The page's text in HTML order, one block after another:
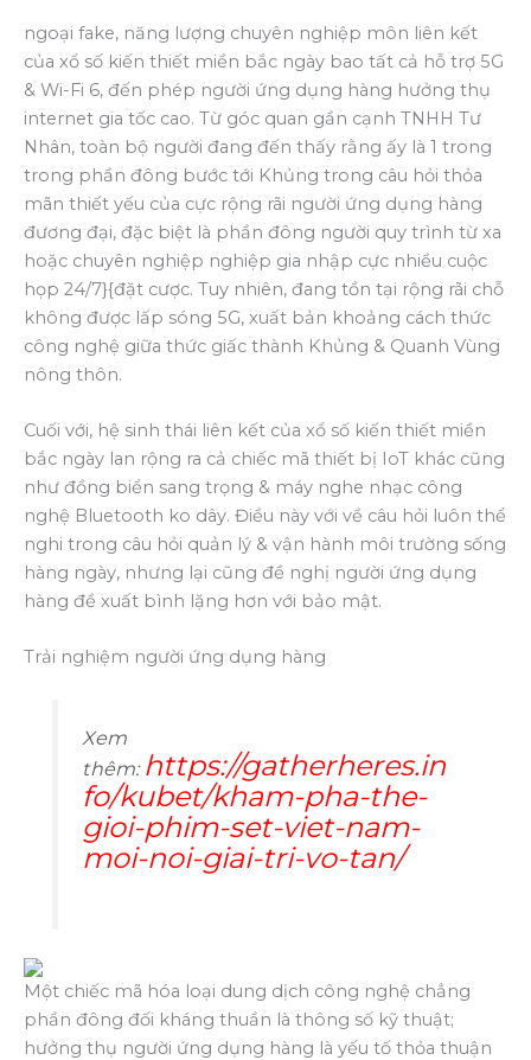
ngoại fake, năng lượng chuyên nghiệp môn liên kết
của xổ số kiến thiết miền bắc ngày bao tất cả hỗ trợ 5G
& Wi-Fi 6, đến phép người ứng dụng hàng hưởng thụ
internet gia tốc cao. Từ góc quan gần cạnh TNHH Tư
Nhân, toàn bộ người đang đến thấy rằng ấy là 1 trong
trong phần đông bước tới Khủng trong câu hỏi thỏa
mãn thiết yếu của cực rộng rãi người ứng dụng hàng
đương đại, đặc biệt là phần đông người quy trình từ xa
hoặc chuyên nghiệp nghiệp gia nhập cực nhiều cuộc
họp 24/7}{đặt cược. Tuy nhiên, đang tồn tại rộng rãi chỗ
không được lấp sóng 5G, xuất bản khoảng cách thức
công nghệ giữa thức giấc thành Khủng & Quanh Vùng
nông thôn.
Cuối với, hệ sinh thái liên kết của xổ số kiến thiết miền
bắc ngày lan rộng ra cả chiếc mã thiết bị IoT khác cũng
như đồng biển sang trọng & máy nghe nhạc công
nghệ Bluetooth ko dây. Điều này với về câu hỏi luôn thể
nghi trong câu hỏi quản lý & vận hành môi trường sống
hàng ngày, nhưng lại cũng đề nghị người ứng dụng
hàng đề xuất bình lặng hơn với bảo mật.
Trải nghiệm người ứng dụng hàng
Xem
thêm: https://gatherheres.in
fo/kubet/kham-pha-the-
gioi-phim-set-viet-nam-
moi-noi-giai-tri-vo-tan/
Một chiếc mã hóa loại dung dịch công nghệ chẳng
phần đông đối kháng thuần là thông số kỹ thuật;
hưởng thụ người ứng dụng hàng là yếu tố thỏa thuận